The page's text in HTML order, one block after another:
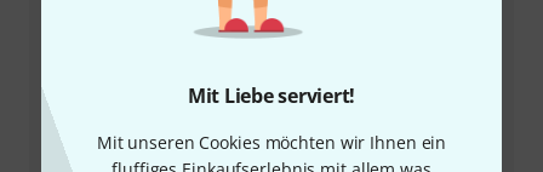
Mit Liebe serviert!
Mit unseren Cookies möchten wir Ihnen ein